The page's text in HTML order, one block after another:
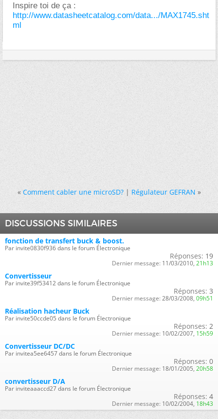
Inspire toi de ça :
http://www.datasheetcatalog.com/data.../MAX1745.sht
ml
« Comment cabler une microSD?|Régulateur GEFRAN »
DISCUSSIONS SIMILAIRES
fonction de transfert buck & boost.
Par invite0830f936 dans le forum Électronique
Réponses: 19
Dernier message: 11/03/2010, 21h13
Convertisseur
Par invite39f53412 dans le forum Électronique
Réponses: 3
Dernier message: 28/03/2008, 09h51
Réalisation hacheur Buck
Par invite50ccde05 dans le forum Électronique
Réponses: 2
Dernier message: 10/02/2007, 15h59
Convertisseur DC/DC
Par invitea5ee6457 dans le forum Électronique
Réponses: 0
Dernier message: 18/01/2005, 20h58
convertisseur D/A
Par inviteaaaccd27 dans le forum Électronique
Réponses: 4
Dernier message: 10/02/2004, 18h43